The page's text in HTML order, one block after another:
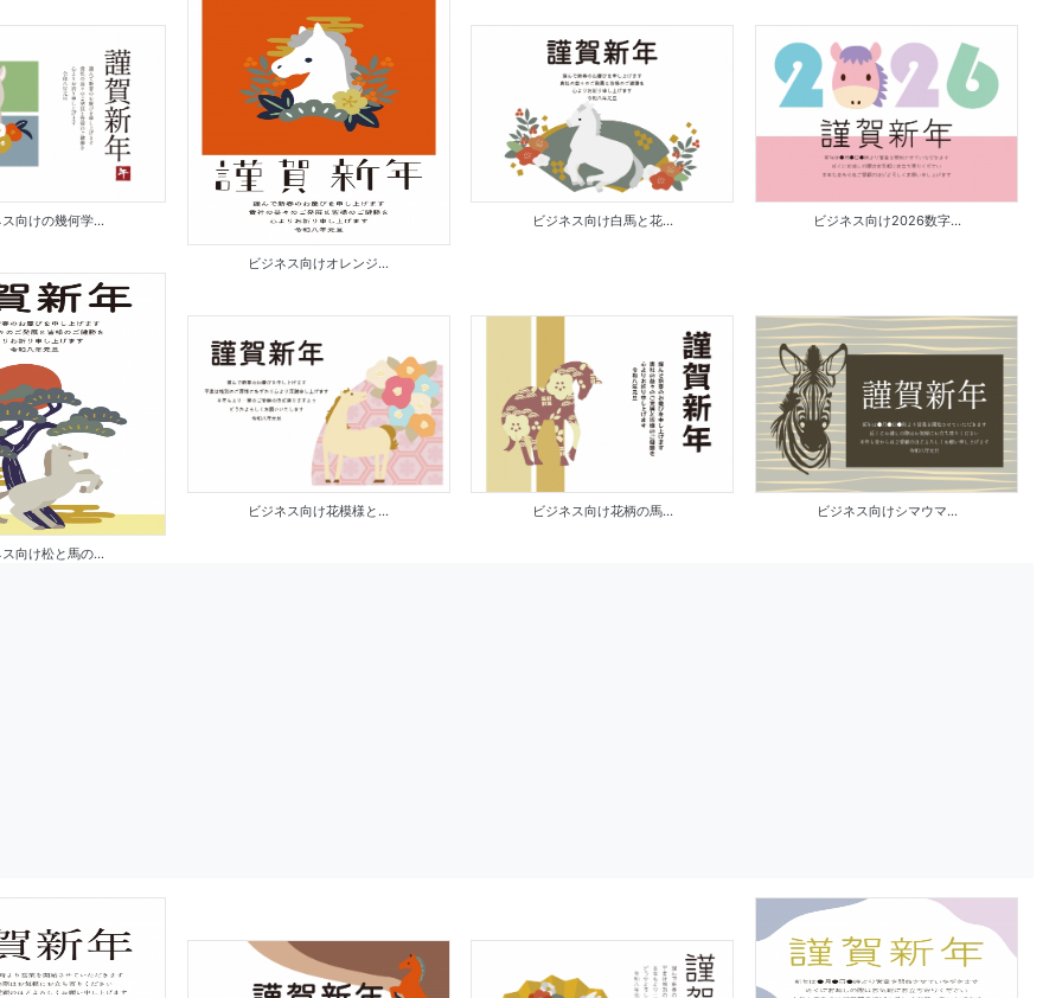
向けの幾何学...
ビジネス向けオレンジ...
ビジネス向け白馬と花... ビジネス向け2026数字...
向け松と馬の...
ビジネス向け花模様と... ビジネス向け花柄の馬... ビジネス向けシマウマ...